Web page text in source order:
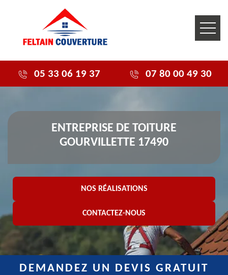
05 33 06 19 37 07 80 00 49 30
ENTREPRISE DE TOITURE
GOURVILLETTE 17490
NOS RÉALISATIONS
CONTACTEZ-NOUS
DEMANDEZ UN DEVIS GRATUIT